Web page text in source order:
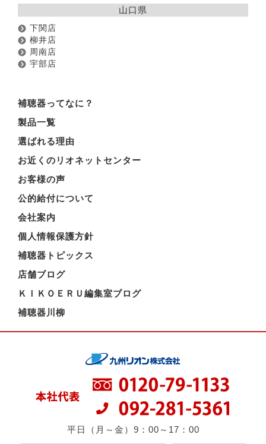
山口県
下関店
柳井店
周南店
宇部店
補聴器ってなに？
製品一覧
選ばれる理由
お近くのリオネットセンター
お客様の声
公的給付について
会社案内
個人情報保護方針
補聴器トピックス
店舗ブログ
ＫＩＫＯＥＲＵ編集室ブログ
補聴器川柳
平日（月～金）9：00～17：00